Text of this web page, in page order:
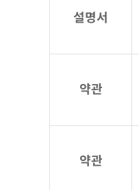
설명서
약관
약관